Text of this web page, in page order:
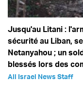
Jusqu'au Litani :
sécurité au Liban,
Netanyahou ; un
blessés lors des
All Israel News Staff